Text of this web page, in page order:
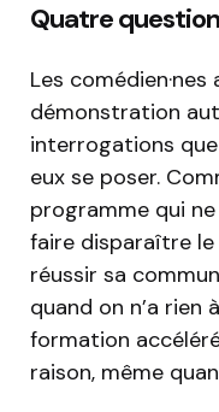
Quatre
Les
démonstration
interrogations
eux se poser.
programme qui
faire disparaître
réussir sa
quand on n’a
formation
raison, même